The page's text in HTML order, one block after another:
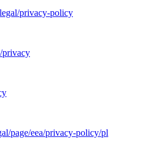
privacy-policy
privacy
page/eea/privacy-policy/pl